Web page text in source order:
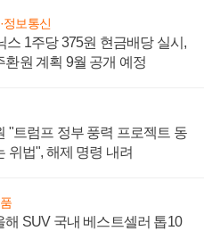
정보통신
스 1주당 375원 현금배당 실시,
환원 계획 9월 공개 예정
"트럼프 정부 풍력 프로젝트 동
위법", 해제 명령 내려
해 SUV 국내 베스트셀러 톱10